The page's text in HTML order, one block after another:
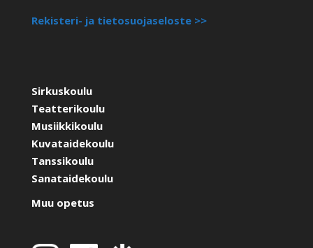
Rekisteri- ja tietosuojaseloste >>
Sirkuskoulu
Teatterikoulu
Musiikkikoulu
Kuvataidekoulu
Tanssikoulu
Sanataidekoulu
Muu opetus